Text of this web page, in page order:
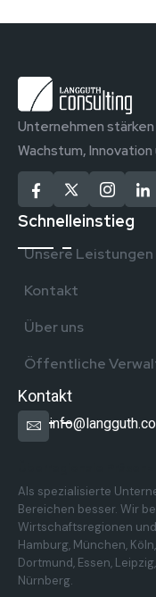
Unternehmen
Wachstum,
Schnelleinstieg
Unsere Leistungen
Kontakt
Über uns
Öffentliche
Kontakt
Als spezialisierte
Bereichen besser. Wir
Wirtschaftsregionen
Hamburg, München,
Dortmund, Essen,
Nürnberg.